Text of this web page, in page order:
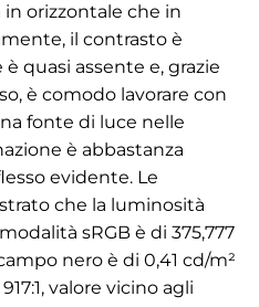
orizzontale che in
il contrasto è
quasi assente e, grazie
è comodo lavorare con
fonte di luce nelle
è abbastanza
evidente. Le
che la luminosità
sRGB è di 375,777
nero è di 0,41 cd/m²
valore vicino agli